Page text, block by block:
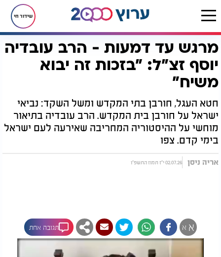
שידור חי
דף הבית יהדות חגים ומועדים צום י"ז בתמוז מרגש עד דמעות - הרב עובדיה יוסף זצ"ל: "בזכות זה יבוא משיח"
מרגש עד דמעות - הרב עובדיה
יוסף זצ"ל: "בזכות זה יבוא
משיח"
חטא העגל, חורבן בתי המקדש ומשל השקד: נביאי
ישראל על חורבן בית המקדש. הרב עובדיה בתיאור
מוחשי על ההיסטוריה המחריבה שאירעה לעם ישראל
בימי קדם. צפו
אריה ניסן 02.07.26 י"ז תמוז התשפ"ו
א א תגובה אחת